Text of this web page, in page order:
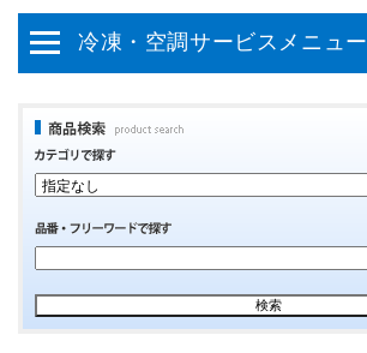
冷凍・空調サービスメニュー